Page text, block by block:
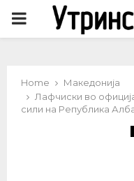
PRIMARY
Home
Македонија
Лафчиски во
сили на Република